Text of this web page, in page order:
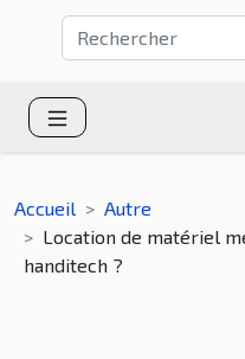
Accueil
Autre
Location de matériel
handitech ?